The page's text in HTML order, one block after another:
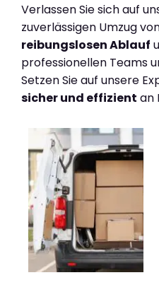
Verlassen Sie sich auf
zuverlässigen Umzug
reibungslosen Ablauf
professionellen Teams
Setzen Sie auf unsere
sicher und effizient an